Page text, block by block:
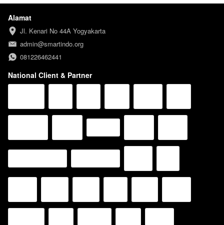
Alamat
Jl. Kenari No 44A Yogyakarta
admin@smartindo.org
081226462441
National Client & Partner